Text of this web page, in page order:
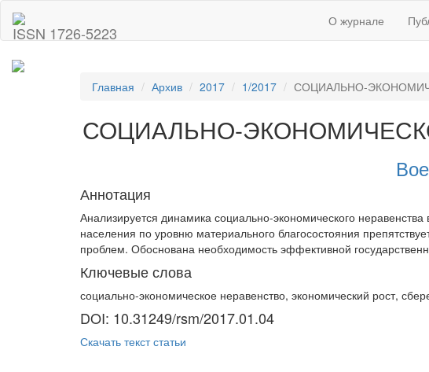
ISSN 1726-5223
О журнале
Главная Архив 2017 1/2017 СОЦИАЛЬНО-
СОЦИАЛЬНО-
Аннотация
Анализируется динамика социально-экономического
населения по уровню материального благосостояния
проблем. Обоснована необходимость эффективной
Ключевые слова
социально-экономическое неравенство, экономический рост,
DOI: 10.31249/rsm/2017.01.04
Скачать текст статьи